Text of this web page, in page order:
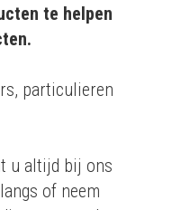
te helpen
particulieren
u altijd bij ons
of neem